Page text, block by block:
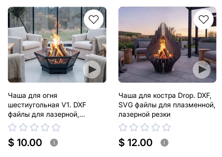
Чаша для огня
шестиугольная V1. DXF
файлы для лазерной,
плазменной резки
$ 10.00 i
Чаша для костра Drop. DXF,
SVG файлы для плазменной,
лазерной резки
$ 12.00 i